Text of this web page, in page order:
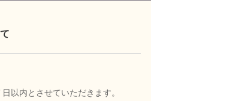
以内とさせていただきます。